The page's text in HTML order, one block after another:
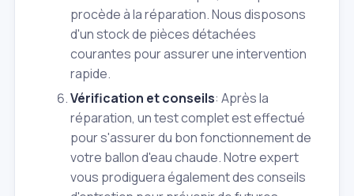
procède à la réparation. Nous disposons
d'un stock de pièces détachées
courantes pour assurer une intervention
rapide.
Vérification et conseils: Après la
réparation, un test complet est effectué
pour s'assurer du bon fonctionnement de
votre ballon d'eau chaude. Notre expert
vous prodiguera également des conseils